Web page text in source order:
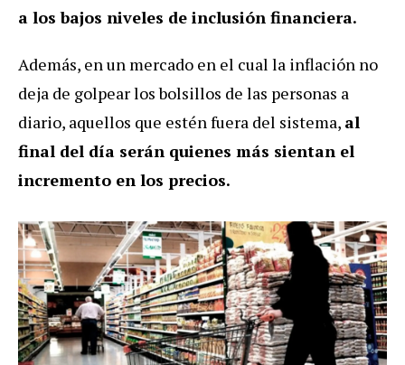
a los bajos niveles de inclusión financiera.
Además, en un mercado en el cual la inflación no
deja de golpear los bolsillos de las personas a
diario, aquellos que estén fuera del sistema, al
final del día serán quienes más sientan el
incremento en los precios.